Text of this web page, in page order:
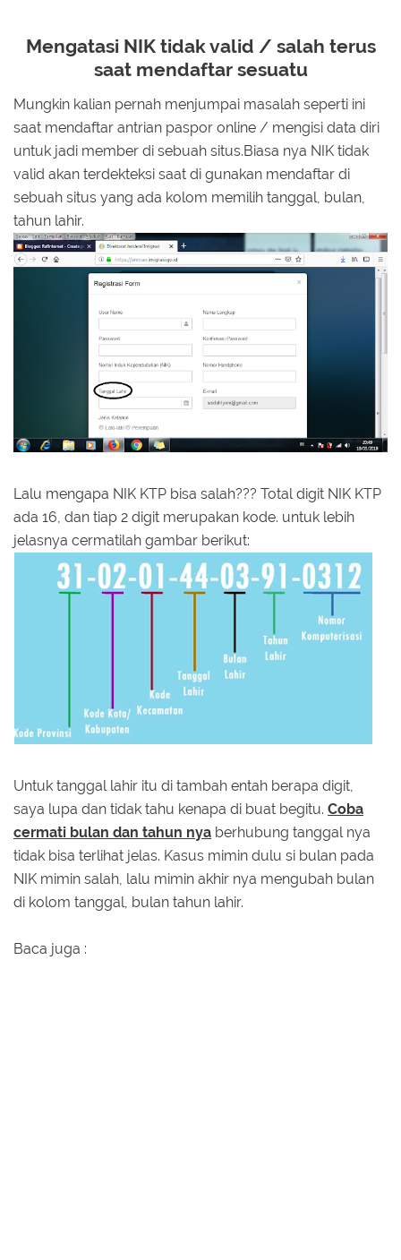
Mengatasi NIK tidak valid / salah terus
saat mendaftar sesuatu
Mungkin kalian pernah menjumpai masalah seperti ini
saat mendaftar antrian paspor online / mengisi data diri
untuk jadi member di sebuah situs.Biasa nya NIK tidak
valid akan terdekteksi saat di gunakan mendaftar di
sebuah situs yang ada kolom memilih tanggal, bulan,
tahun lahir.
Lalu mengapa NIK KTP bisa salah??? Total digit NIK KTP
ada 16, dan tiap 2 digit merupakan kode. untuk lebih
jelasnya cermatilah gambar berikut:
Untuk tanggal lahir itu di tambah entah berapa digit,
saya lupa dan tidak tahu kenapa di buat begitu. Coba
cermati bulan dan tahun nya berhubung tanggal nya
tidak bisa terlihat jelas. Kasus mimin dulu si bulan pada
NIK mimin salah, lalu mimin akhir nya mengubah bulan
di kolom tanggal, bulan tahun lahir.
Baca juga :